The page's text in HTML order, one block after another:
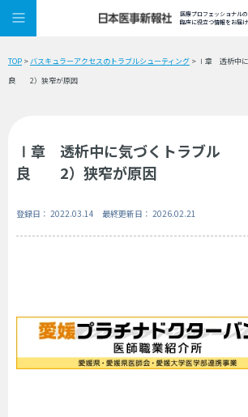
医療プロフェッショナル
臨床に役立つ情報をお届
TOP >バスキュラーアクセスのトラブルシューティング > Ⅰ章 透析中
良 2）狭窄が原因
Ⅰ章 透析中に気づくトラブル
良 2）狭窄が原因
登録日： 2022.03.14 最終更新日： 2026.02.21